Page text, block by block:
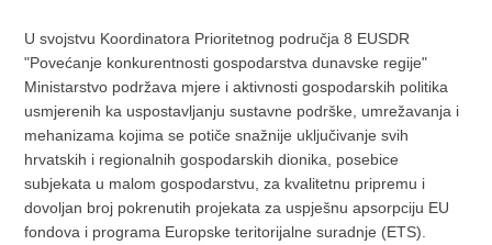
U svojstvu Koordinatora Prioritetnog područja 8 EUSDR
"Povećanje konkurentnosti gospodarstva dunavske regije"
Ministarstvo podržava mjere i aktivnosti gospodarskih politika
usmjerenih ka uspostavljanju sustavne podrške, umrežavanja i
mehanizama kojima se potiče snažnije uključivanje svih
hrvatskih i regionalnih gospodarskih dionika, posebice
subjekata u malom gospodarstvu, za kvalitetnu pripremu i
dovoljan broj pokrenutih projekata za uspješnu apsorpciju EU
fondova i programa Europske teritorijalne suradnje (ETS).